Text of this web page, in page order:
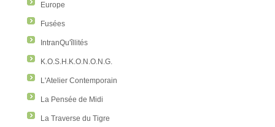
Europe
Fusées
IntranQu'îllités
K.O.S.H.K.O.N.O.N.G.
L'Atelier Contemporain
La Pensée de Midi
La Traverse du Tigre